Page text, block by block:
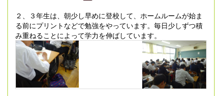
２、３年生は、朝少し早めに登校して、ホームルームが始ま
る前にプリントなどで勉強をやっています。毎日少しずつ積
み重ねることによって学力を伸ばしています。